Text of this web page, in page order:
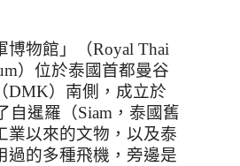
博物館」（Royal Thai
）位於泰國首都曼谷
DMK）南側，成立於
自暹羅（Siam ，泰國舊
業以來的文物，以及泰
過的多種飛機，旁邊是